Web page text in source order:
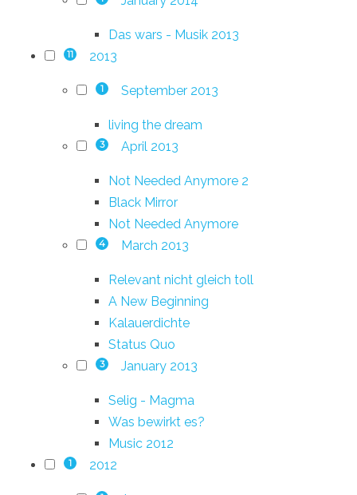
Das wars - Musik 2013
11 2013
1 September 2013
living the dream
3 April 2013
Not Needed Anymore 2
Black Mirror
Not Needed Anymore
4 March 2013
Relevant nicht gleich toll
A New Beginning
Kalauerdichte
Status Quo
3 January 2013
Selig - Magma
Was bewirkt es?
Music 2012
1 2012